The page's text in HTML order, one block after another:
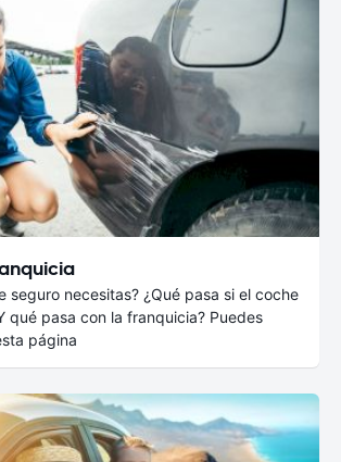
seguro necesitas? ¿Qué pasa si el coche
qué pasa con la franquicia? Puedes
página